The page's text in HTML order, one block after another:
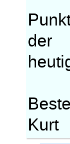
der
Kurt